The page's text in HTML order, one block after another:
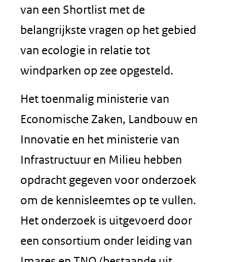
van een Shortlist met de
belangrijkste vragen op het gebied
van ecologie in relatie tot
windparken op zee opgesteld.
Het toenmalig ministerie van
Economische Zaken, Landbouw en
Innovatie en het ministerie van
Infrastructuur en Milieu hebben
opdracht gegeven voor onderzoek
om de kennisleemtes op te vullen.
Het onderzoek is uitgevoerd door
een consortium onder leiding van